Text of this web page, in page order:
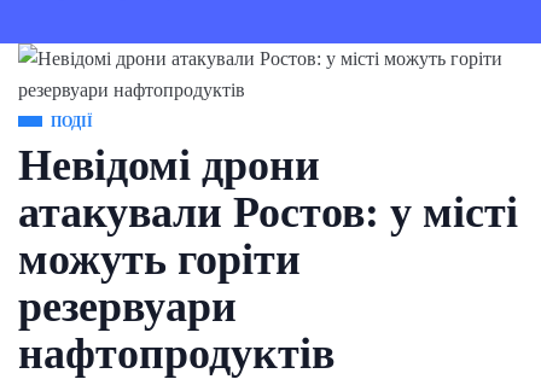
ПОДІЇ
Невідомі дрони
атакували Ростов: у місті
можуть горіти
резервуари
нафтопродуктів